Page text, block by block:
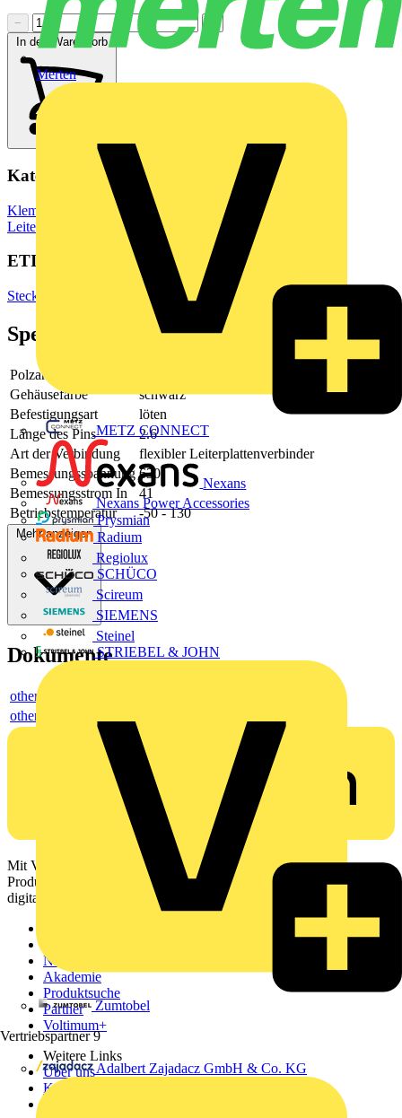
Merten
METZ CONNECT
Nexans
Nexans Power Accessories
Prysmian
Radium
Regiolux
SCHÜCO
Scireum
SIEMENS
Steinel
STRIEBEL & JOHN
Zumtobel
Vertriebspartner 9
Adalbert Zajadacz GmbH & Co. KG
−
In den Warenkorb
Kategorien
Klemmen, Steckverbinder & Verbindungselemente
Leiterplattensteckverbinder
ETIM Group
Steckverbinder
Spezifikationen
Polzahl
Gehäusefarbe
schwarz
Befestigungsart
löten
Länge des Pins
2.6
Art der Verbindung
flexibler Leiterplattenverbinder
Bemessungsspannung 630
Bemessungsstrom In
41
Betriebstemperatur
-50 - 130
Mehr anzeigen
Dokumente
others
others
Mit Voltimum erhalten Elektrofachkräfte Zugang zu Branchennews,
Produktinformationen, Schulungen und Tools – alles auf einer
digitalen Plattform und Community.
News
Akademie
Produktsuche
Partner
Voltimum+
Weitere Links
Über uns
Kontakt